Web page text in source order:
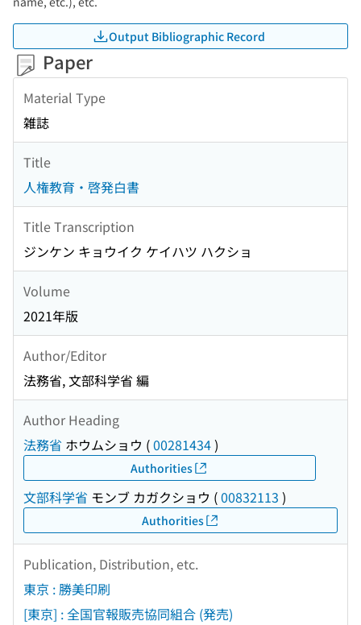
Output Bibliographic Record
Paper
Material Type
雑誌
Title
人権教育・啓発白書
Title Transcription
ジンケン キョウイク ケイハツ ハクショ
Volume
2021年版
Author/Editor
法務省, 文部科学省 編
Author Heading
法務省 ホウムショウ (00281434)
Authorities
文部科学省 モンブ カガクショウ (00832113 )
Authorities
Publication, Distribution, etc.
東京 : 勝美印刷
[東京] : 全国官報販売協同組合 (発売)